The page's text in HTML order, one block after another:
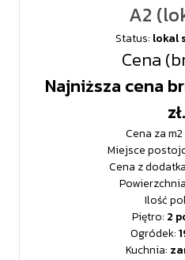
A2
Status: lokal
Cena
Najniższa cena
zł.
Cena za
Miejsce
Cena z
Ilość
Piętro: 2
Ogródek:
Kuchnia: